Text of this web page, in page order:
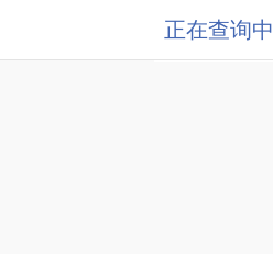
正在查询中